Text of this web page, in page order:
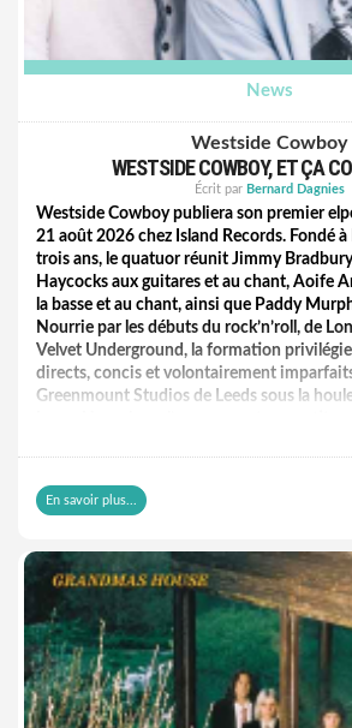
croient que les grandes chansons ne
tendances sont facultatives et que
toujours sur le volume.
« Streets of Denim » est en écouteici
News
Westside Cowboy
WESTSIDE COWBOY, ET ÇA
Écrit par Bernard Dagnies
Westside Cowboy publiera son premier
21 août 2026 chez Island Records. Fondé
trois ans, le quatuor réunit Jimmy
Haycocks aux guitares et au chant, Aoife
la basse et au chant, ainsi que Paddy
Nourrie par les débuts du rock’n’roll, de
Velvet Underground, la formation
directs, concis et volontairement
Greenmount Studios de Leeds sous la
d’ouverture inspiré par une version live de
Velvet Underground. Réalisé en
par ses supporters et à la communauté qui
dévoilé lui aussi,Pin Up Boysbénéficie
). Deux premiers
Westside Cowboy souhaite immédiat,
ornements superflus.
En savoir plus...